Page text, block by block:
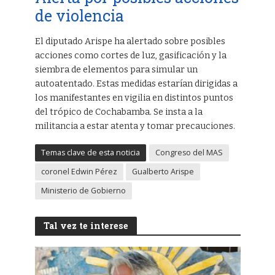
de violencia
El diputado Arispe ha alertado sobre posibles
acciones como cortes de luz, gasificación y la
siembra de elementos para simular un
autoatentado. Estas medidas estarían dirigidas a
los manifestantes en vigilia en distintos puntos
del trópico de Cochabamba. Se insta a la
militancia a estar atenta y tomar precauciones.
Temas clave de esta noticia
Congreso del MAS
coronel Edwin Pérez
Gualberto Arispe
Ministerio de Gobierno
Tal vez te interese